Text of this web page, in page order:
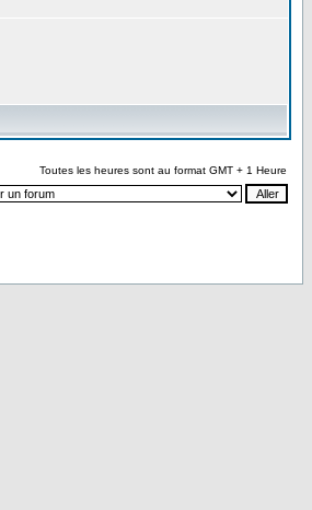
Toutes les heures sont au format GMT + 1 Heure